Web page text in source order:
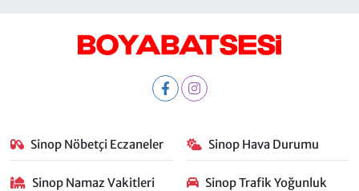
Sinop Nöbetçi Eczaneler Sinop Hava Durumu
Sinop Namaz Vakitleri
Sinop Trafik Yoğunluk